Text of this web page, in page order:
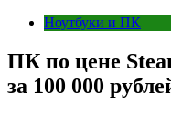
Ноутбуки и ПК
ПК по цене
за 100 000